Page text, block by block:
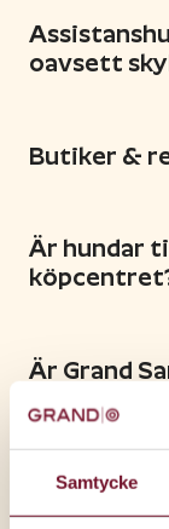
Samtycke
oavsett
Butiker &
Är hundar
Är Grand
Hur